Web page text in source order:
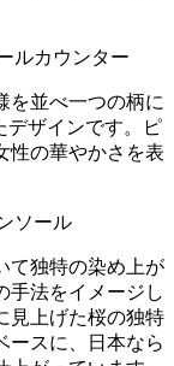
を並べ一つの柄に
デザインです。ピ
性の華やかさを表
て独特の染め上が
手法をイメージし
見上げた桜の独特
ースに、日本なら